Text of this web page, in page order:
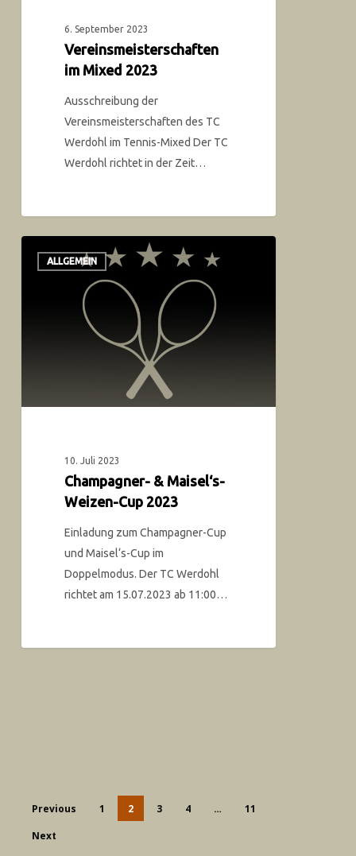
6. September 2023
Vereinsmeisterschaften
im Mixed 2023
Ausschreibung der
Vereinsmeisterschaften des TC
Werdohl im Tennis-Mixed Der TC
Werdohl richtet in der Zeit…
ALLGEMEIN
10. Juli 2023
Champagner- & Maisel‘s-
Weizen-Cup 2023
Einladung zum Champagner-Cup
und Maisel‘s-Cup im
Doppelmodus. Der TC Werdohl
richtet am 15.07.2023 ab 11:00…
Previous 1 2 3 4 …
11
Next